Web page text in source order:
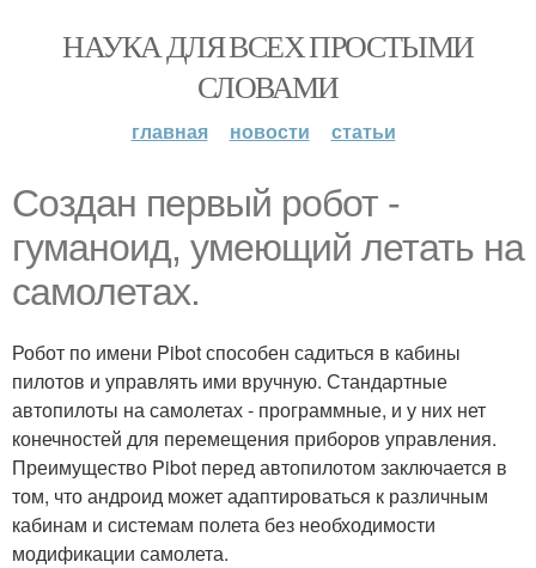
НАУКА ДЛЯ ВСЕХ ПРОСТЫМИ
СЛОВАМИ
главная новости статьи
Создан первый робот -
гуманоид, умеющий летать на
самолетах.
Робот по имени Pibot способен садиться в кабины
пилотов и управлять ими вручную. Стандартные
автопилоты на самолетах - программные, и у них нет
конечностей для перемещения приборов управления.
Преимущество Pibot перед автопилотом заключается в
том, что андроид может адаптироваться к различным
кабинам и системам полета без необходимости
модификации самолета.